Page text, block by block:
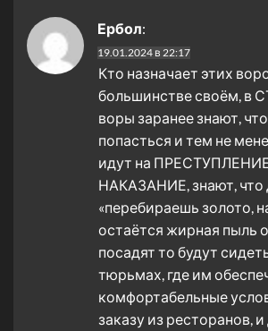
Ербол:
19.01.2024 в 22:17
Кто назначает этих
большинстве своём, в
воры заранее знают,
попасться и тем не
идут на
НАКАЗАНИЕ, знают, что
«перебираешь золото,
остаётся жирная пыль
посадят то будут
тюрьмах, где им
комфортабельные
заказу из ресторанов,